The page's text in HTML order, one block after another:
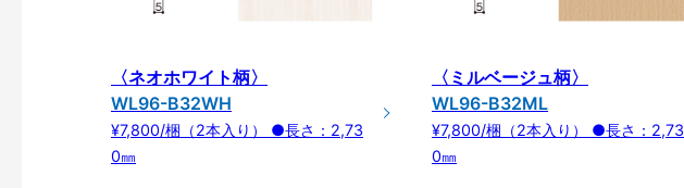
〈ネオホワイト柄〉
WL96-B32WH
¥7,800/梱（2本入り） ●長さ：2,73
0㎜
〈ミルベージュ柄〉
WL96-B32ML
¥7,800/梱（2本入り） ●長さ：2,73
0㎜